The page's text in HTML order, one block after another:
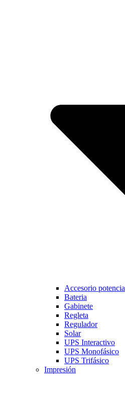
Accesorio potencia
Bateria
Gabinete
Regleta
Regulador
Solar
UPS Interactivo
UPS Monofásico
UPS Trifásico
Impresión